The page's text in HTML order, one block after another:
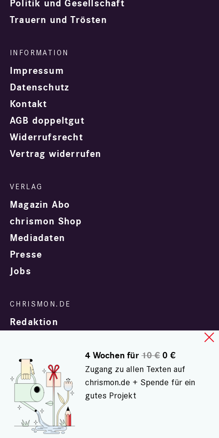
Politik und Gesellschaft
Trauern und Trösten
Impressum
Datenschutz
Kontakt
AGB doppeltgut
Widerrufsrecht
Vertrag widerrufen
Magazin Abo
chrismon Shop
Mediadaten
Presse
Jobs
Redaktion
In Zusammenarbeit mit
© chrismon.de 2001 - 2026
4 Wochen für10 €0 €
Zugang zu allen Texten auf
chrismon.de + Spende für ein
gutes Projekt